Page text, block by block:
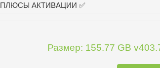
ПЛЮСЫ АКТИВАЦИИ ✅
Размер: 155.77 GB